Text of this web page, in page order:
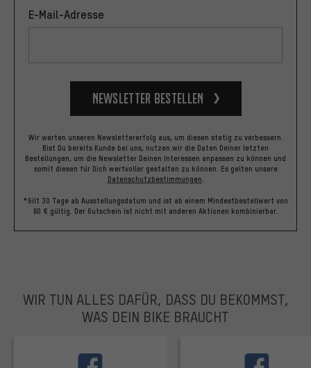
E-Mail-Adresse
Newsletter bestellen
Wir werten unseren Newslettererfolg aus, um diesen stetig zu verbessern.
Bist Du bereits Kunde bei uns, nutzen wir die Daten Deiner letzten
Bestellungen, um die Newsletter Deinen Interessen anpassen zu können und
somit diesen für Dich wertvoller gestalten zu können. Es gelten unsere
Datenschutzbestimmungen.
*Gilt 30 Tage ab Ausstellungsdatum und ist ab einem Mindestbestellwert von
60 € gültig. Der Gutschein ist nicht mit anderen Aktionen kombinierbar.
WIR TUN ALLES DAFÜR, DASS DU BEKOMMST,
WAS DEIN BIKE BRAUCHT